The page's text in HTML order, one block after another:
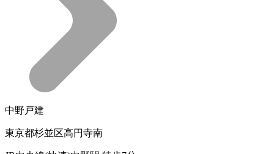
中野戸建
東京都杉並区高円寺南